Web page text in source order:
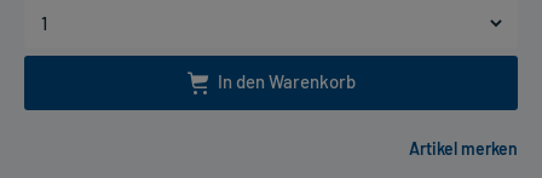
In den Warenkorb